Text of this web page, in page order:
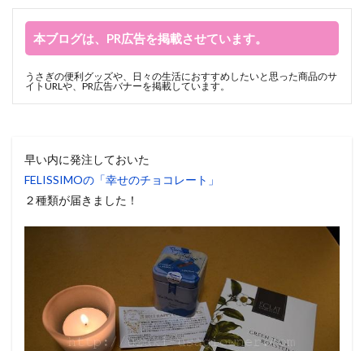
本ブログは、PR広告を掲載させています。
うさぎの便利グッズや、日々の生活におすすめしたいと思った商品のサ
イトURLや、PR広告バナーを掲載しています。
早い内に発注しておいた
FELISSIMOの「幸せのチョコレート」
２種類が届きました！